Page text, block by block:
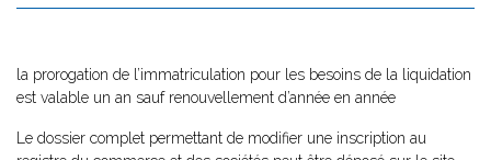
la prorogation de l’immatriculation pour les besoins de la liquidation
est valable un an sauf renouvellement d’année en année
Le dossier complet permettant de modifier une inscription au